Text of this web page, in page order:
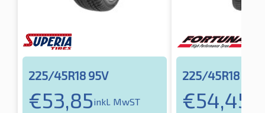
225/45R18 95V
€53,85inkl. MwST
225/45R18 95V
€54,45